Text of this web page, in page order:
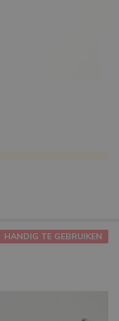
HANDIG TE GEBRUIKEN